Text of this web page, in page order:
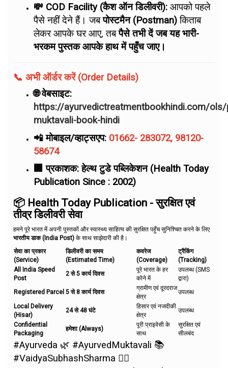
💸 COD Facility (कैश ऑन डिलीवरी): आपको पहले
पैसे नहीं देने हैं। जबपोस्टमैन (Postman)किताब
लेकर आपके घर आए, तबपैसे तभी दें जब यह भारी-
भरकम पुस्तक आपके हाथ में पहुँच जाए।
📞 अभी ऑर्डर करें (Order Details)
🌐 वेबसाइट:
https://ayurvedictreatmentbookhindi.com/
muktavali-book-hindi
📲 मोबाइल/व्हाट्सएप: 01662- 283072, 98120-
58674
🏢 प्रकाशक: हेल्थ टुडे पब्लिकेशन (Health Today
Publication Since : 2002)
📦 Health Today Publication - सुरक्षित एवं
तीव्र डिलीवरी सेवा
हमने पूरे भारत में अपनी पुस्तकों और स्वास्थ्य साहित्य की सुरक्षित पहुँच सुनिश्चित करने के लिए
भारतीय डाक (India Post) के साथ साझेदारी की है।
सेवा का प्रकार
(Service)
डिलीवरी का समय
(Estimated Time)
कवरेज
(Coverage)
ट्रैकिंग
(Tracking)
All India Speed
Post
2 से 5 कार्य दिवस
पूरे भारत के हर
कोने में
उपलब्ध (SMS
द्वारा)
Registered Parcel 5 से 8 कार्य दिवस
ग्रामीण एवं दूरदराज
क्षेत्र
उपलब्ध
Local Delivery
(Hisar)
24 से 48 घंटे
हिसार एवं नजदीकी
क्षेत्र
उपलब्ध
Confidential
Packaging
हमेशा (Always)
पूरी प्राइवेसी के
साथ
सुरक्षित एवं
सीलबंद
#Ayurveda 🌿 #AyurvedMuktavali 📚
#VaidyaSubhashSharma 👨‍⚕️